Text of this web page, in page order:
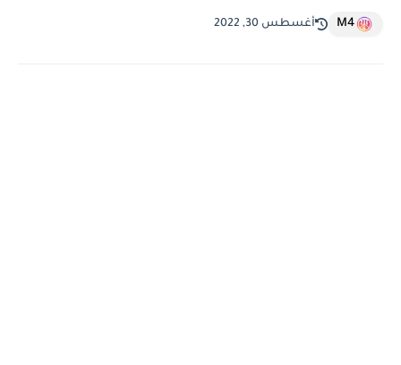
M4 أغسطس 30, 2022